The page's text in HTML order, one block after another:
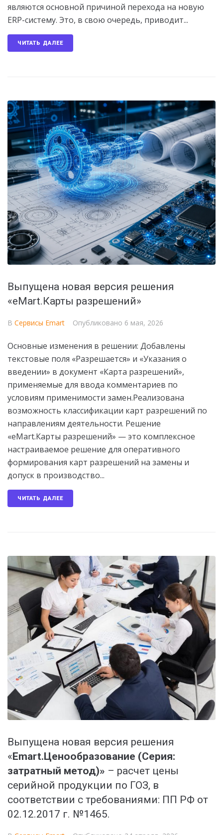
являются основной причиной перехода на новую
ERP-систему. Это, в свою очередь, приводит...
ЧИТАТЬ ДАЛЕЕ
Выпущена новая версия решения
«eMart.Карты разрешений»
В Сервисы Emart Опубликовано 6 мая, 2026
Основные изменения в решении: Добавлены
текстовые поля «Разрешается» и «Указания о
введении» в документ «Карта разрешений»,
применяемые для ввода комментариев по
условиям применимости замен.Реализована
возможность классификации карт разрешений по
направлениям деятельности. Решение
«eMart.Карты разрешений» — это комплексное
настраиваемое решение для оперативного
формирования карт разрешений на замены и
допуск в производство...
ЧИТАТЬ ДАЛЕЕ
Выпущена новая версия решения
«Emart.Ценообразование (Серия:
затратный метод)» – расчет цены
серийной продукции по ГОЗ, в
соответствии с требованиями: ПП РФ от
02.12.2017 г. №1465.